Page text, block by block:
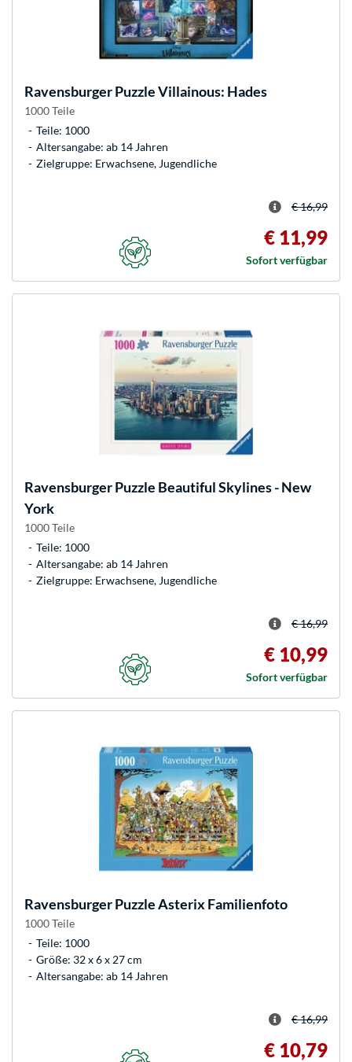
RavensburgerPuzzle Villainous: Hades
1000 Teile
Teile: 1000
Altersangabe: ab 14 Jahren
Zielgruppe: Erwachsene, Jugendliche
€ 16,99
€ 11,99
Sofort verfügbar
RavensburgerPuzzle Beautiful Skylines - New
York
1000 Teile
Teile: 1000
Altersangabe: ab 14 Jahren
Zielgruppe: Erwachsene, Jugendliche
€ 16,99
€ 10,99
Sofort verfügbar
RavensburgerPuzzle Asterix Familienfoto
1000 Teile
Teile: 1000
Größe: 32 x 6 x 27 cm
Altersangabe: ab 14 Jahren
€ 16,99
€ 10,79